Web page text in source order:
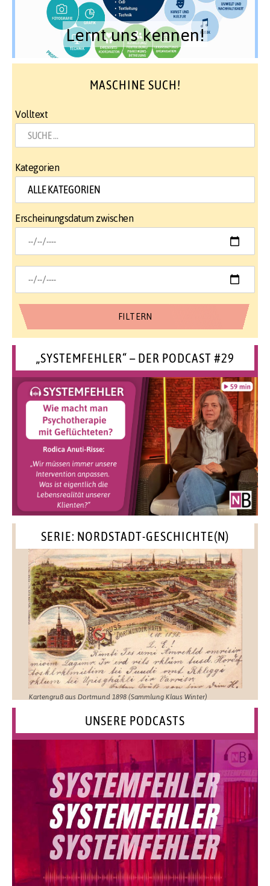
Lernt uns kennen!
MASCHINE SUCH!
Volltext
Kategorien
Erscheinungsdatum zwischen
„SYSTEMFEHLER“ – DER PODCAST #29
SERIE: NORDSTADT-GESCHICHTE(N)
Kartengruß aus Dortmund 1898 (Sammlung Klaus Winter)
UNSERE PODCASTS